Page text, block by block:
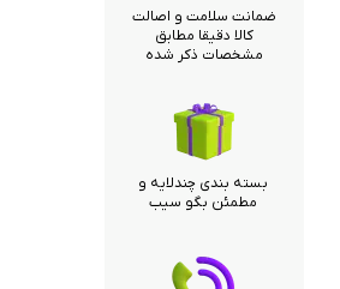
ضمانت سلامت و اصالت
کالا دقیقا مطابق
مشخصات ذکر شده
بسته بندی چندلایه و
مطمئن بگو سیب